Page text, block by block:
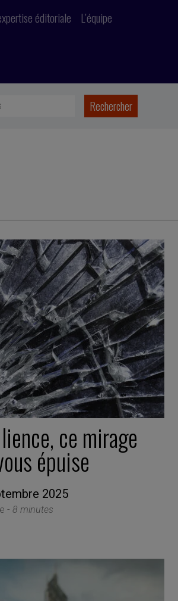
éditoriale L’équipe
ce mirage
épuise
2025
-8 minutes